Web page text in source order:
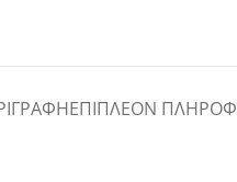
ΕΠΙΠΛΈΟΝ